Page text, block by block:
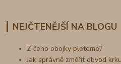
NEJČTENĚJŠÍ NA BLOGU
Z čeho obojky pleteme?
Jak správně změřit obvod